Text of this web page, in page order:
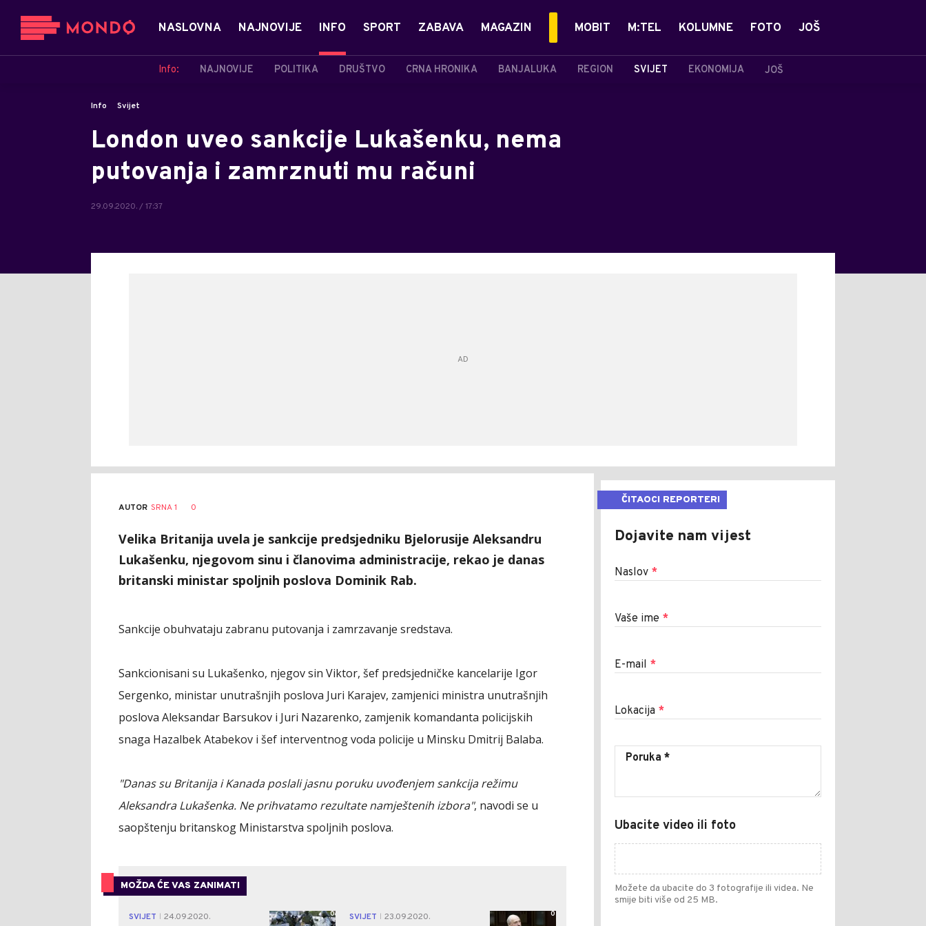
NASLOVNA NAJNOVIJE INFO
Info: NAJNOVIJE POLITIKA DRUŠTVO CRNA HRONIKA BANJALUKA REGION SVIJET EKONOMIJA JOŠ
SPORT ZABAVA MAGAZIN MOBIT M:TEL KOLUMNE FOTO JOŠ
Info Svijet
London uveo sankcije Lukašenku, nema
putovanja i zamrznuti mu računi
29.09.2020. / 17:37
AUTOR SRNA 1 0
Velika Britanija uvela je sankcije predsjedniku Bjelorusije Aleksandru
Lukašenku, njegovom sinu i članovima administracije, rekao je danas
britanski ministar spoljnih poslova Dominik Rab.
Sankcije obuhvataju zabranu putovanja i zamrzavanje sredstava.
Sankcionisani su Lukašenko, njegov sin Viktor, šef predsjedničke kancelarije Igor
Sergenko, ministar unutrašnjih poslova Juri Karajev, zamjenici ministra unutrašnjih
poslova Aleksandar Barsukov i Juri Nazarenko, zamjenik komandanta policijskih
snaga Hazalbek Atabekov i šef interventnog voda policije u Minsku Dmitrij Balaba.
"Danas su Britanija i Kanada poslali jasnu poruku uvođenjem sankcija režimu
Aleksandra Lukašenka. Ne prihvatamo rezultate namještenih izbora", navodi se u
saopštenju britanskog Ministarstva spoljnih poslova.
MOŽDA ĆE VAS ZANIMATI
SVIJET
24.09.2020.
0 SVIJET
23.09.2020.
0
ČITAOCI REPORTERI
Dojavite nam vijest
Naslov *
Vaše ime *
E-mail *
Lokacija *
Ubacite video ili foto
Možete da ubacite do 3 fotografije ili videa. Ne
smije biti više od 25 MB.